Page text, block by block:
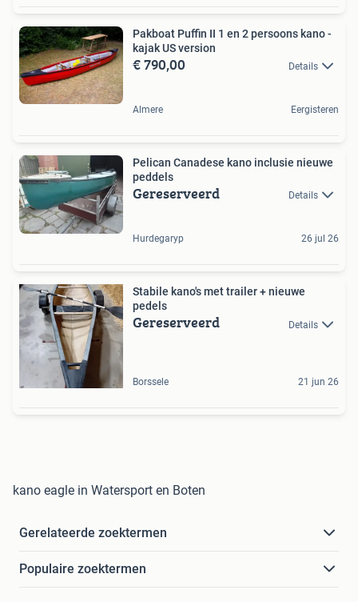
Pakboat Puffin II 1 en 2 persoons kano -
kajak US version
€ 790,00 Details
Almere Eergisteren
Pelican Canadese kano inclusie nieuwe
peddels
Gereserveerd Details
Hurdegaryp 26 jul 26
Stabile kano's met trailer + nieuwe
pedels
Gereserveerd Details
Borssele 21 jun 26
kano eagle in Watersport en Boten
Gerelateerde zoektermen
Populaire zoektermen